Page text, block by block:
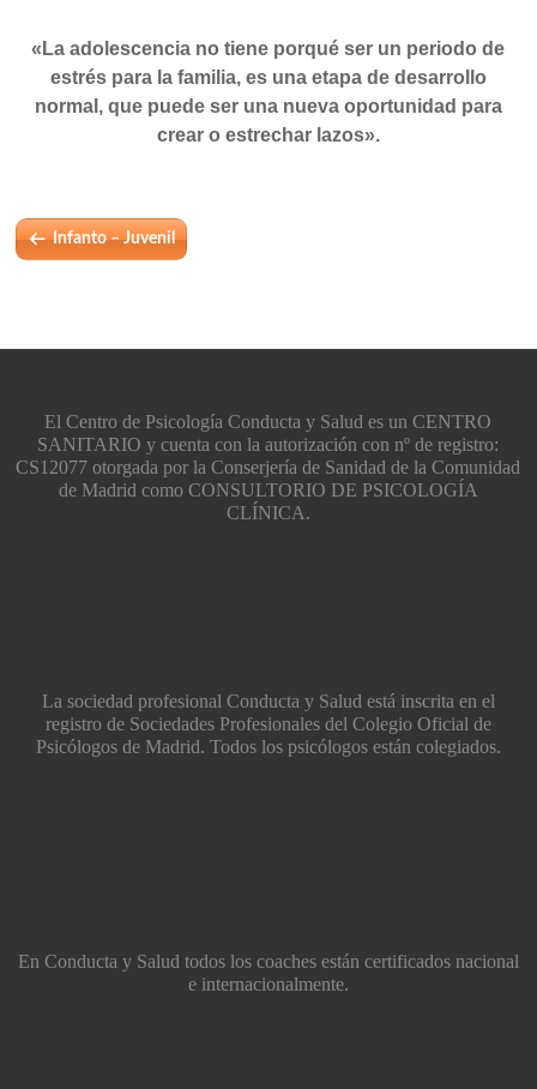
«La adolescencia no tiene porqué ser un periodo de
estrés para la familia, es una etapa de desarrollo
normal, que puede ser una nueva oportunidad para
crear o estrechar lazos».
Infanto – Juvenil
El Centro de Psicología Conducta y Salud es un CENTRO
SANITARIO y cuenta con la autorización con nº de registro:
CS12077 otorgada por la Conserjería de Sanidad de la Comunidad
de Madrid como CONSULTORIO DE PSICOLOGÍA
CLÍNICA.
La sociedad profesional Conducta y Salud está inscrita en el
registro de Sociedades Profesionales del Colegio Oficial de
Psicólogos de Madrid. Todos los psicólogos están colegiados.
En Conducta y Salud todos los coaches están certificados nacional
e internacionalmente.